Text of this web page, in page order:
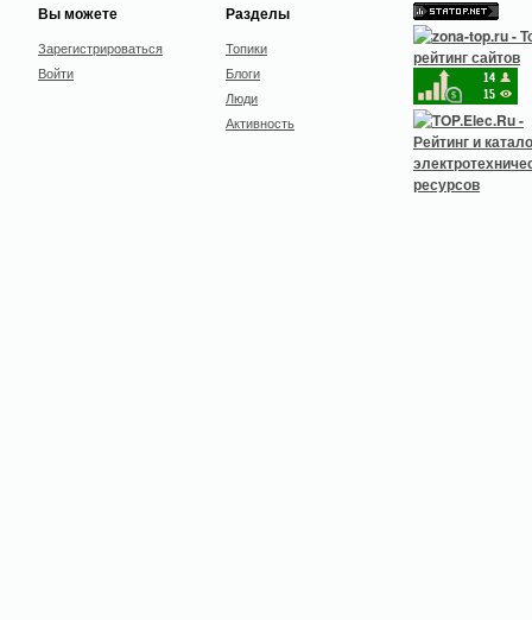
Вы можете
Зарегистрироваться
Войти
Разделы
Топики
Блоги
Люди
Активность